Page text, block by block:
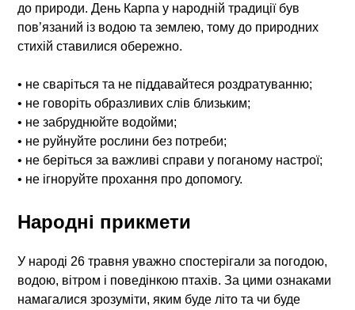
до природи. День Карпа у народній традиції був
пов’язаний із водою та землею, тому до природних
стихій ставилися обережно.
• не сваріться та не піддавайтеся роздратуванню;
• не говоріть образливих слів близьким;
• не забруднюйте водойми;
• не руйнуйте рослини без потреби;
• не беріться за важливі справи у поганому настрої;
• не ігноруйте прохання про допомогу.
Народні прикмети
У народі 26 травня уважно спостерігали за погодою,
водою, вітром і поведінкою птахів. За цими ознаками
намагалися зрозуміти, яким буде літо та чи буде